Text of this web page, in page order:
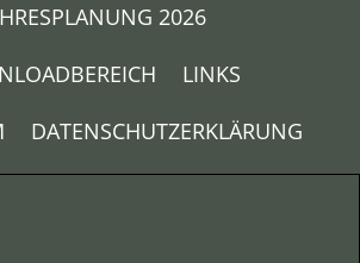
2026
LINKS
DATENSCHUTZERKLÄRUNG